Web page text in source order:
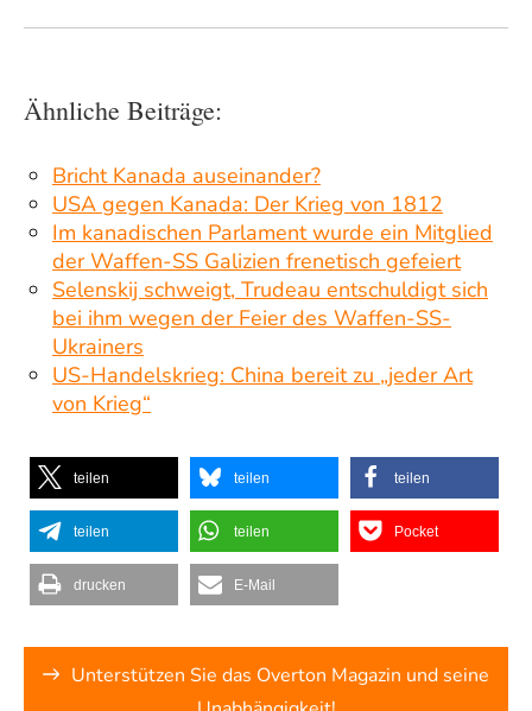
Ähnliche Beiträge:
Bricht Kanada auseinander?
USA gegen Kanada: Der Krieg von 1812
Im kanadischen Parlament wurde ein Mitglied
der Waffen-SS Galizien frenetisch gefeiert
Selenskij schweigt, Trudeau entschuldigt sich
bei ihm wegen der Feier des Waffen-SS-
Ukrainers
US-Handelskrieg: China bereit zu „jeder Art
von Krieg“
teilen teilen teilen
teilen teilen Pocket
drucken E-Mail
Unterstützen Sie das Overton Magazin und seine